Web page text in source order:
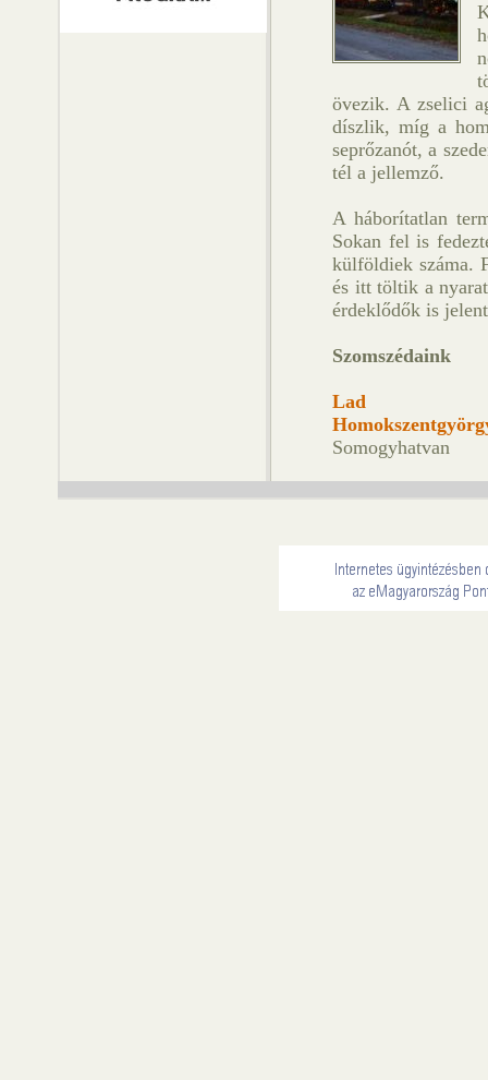
övezik. A zselici
díszlik, míg a
seprőzanót, a
tél a jellemző.
A háborítatlan
Sokan fel is
külföldiek száma.
és itt töltik a
érdeklődők is
Szomszédaink
Lad
Somogyhatvan